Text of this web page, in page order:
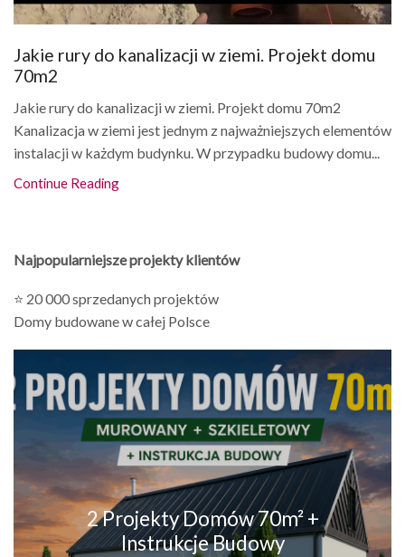
Jakie rury do kanalizacji w ziemi. Projekt domu
70m2
Jakie rury do kanalizacji w ziemi. Projekt domu 70m2
Kanalizacja w ziemi jest jednym z najważniejszych elementów
instalacji w każdym budynku. W przypadku budowy domu...
Continue Reading
Najpopularniejsze projekty klientów
⭐ 20 000 sprzedanych projektów
Domy budowane w całej Polsce
2 Projekty Domów 70m² +
Instrukcje Budowy